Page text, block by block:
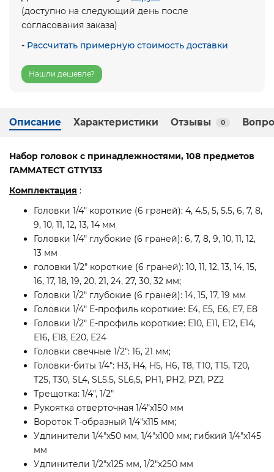
(доступно на следующий день после
согласования заказа)
- Рассчитать примерную стоимость доставки
Нашли дешевле?
Описание Характеристики Отзывы 0
Набор головок с принадлежностями, 108 предметов
ГАММАТЕСТ GT1Y133
Комплектация :
Головки 1/4" короткие (6 граней): 4, 4.5, 5, 5.5, 6, 7, 8,
9, 10, 11, 12, 13, 14 мм
Головки 1/4" глубокие (6 граней): 6, 7, 8, 9, 10, 11, 12,
13 мм
головки 1/2" короткие (6 граней): 10, 11, 12, 13, 14, 15,
16, 17, 18, 19, 20, 21, 24, 27, 30, 32 мм;
Головки 1/2" глубокие (6 граней): 14, 15, 17, 19 мм
Головки 1/4" Е-профиль короткие: Е4, Е5, Е6, Е7, Е8
Головки 1/2" Е-профиль короткие: Е10, Е11, Е12, Е14,
Е16, Е18, Е20, Е24
Головки свечные 1/2": 16, 21 мм;
Головки-биты 1/4": H3, H4, H5, H6, T8, T10, T15, T20,
T25, T30, SL4, SL5.5, SL6,5, РН1, РН2, PZ1, PZ2
Трещотка: 1/4", 1/2"
Рукоятка отверточная 1/4"х150 мм
Вороток Т-образный 1/4"х115 мм;
Удлинители 1/4"х50 мм, 1/4"х100 мм; гибкий 1/4"х145
мм
Удлинители 1/2"х125 мм, 1/2"х250 мм